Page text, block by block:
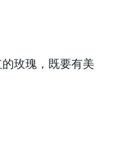
玫瑰，既要有美